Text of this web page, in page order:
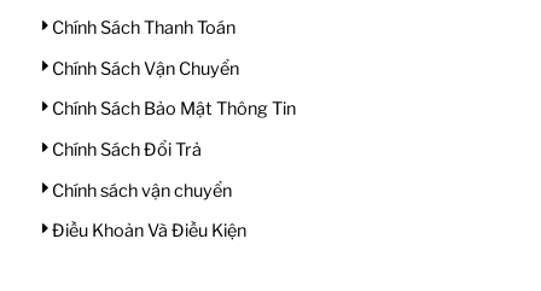
Chính Sách Thanh Toán
Chính Sách Vận Chuyển
Chính Sách Bảo Mật Thông Tin
Chính Sách Đổi Trả
Chính sách vận chuyển
Điều Khoản Và Điều Kiện